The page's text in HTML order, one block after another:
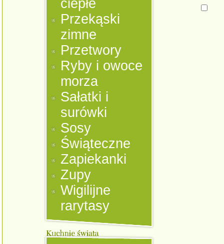
ciepłe
Przekąski
zimne
Przetwory
Ryby i owoce
morza
Sałatki i
surówki
Sosy
Świąteczne
Zapiekanki
Zupy
Wigilijne
rarytasy